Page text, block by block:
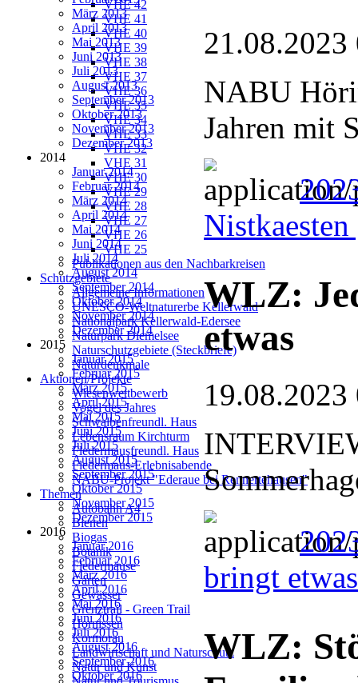
VHE 42
VHE 41
VHE 40
VHE 39
VHE 38
VHE 37
VHE 36
VHE 35
VHE 34
VHE 33
VHE 32
VHE 31
VHE 30
VHE 29
VHE 28
VHE 27
VHE 26
VHE 25
Publikationen aus den Nachbarkreisen
Schutzgebiete
Allgemeine Informationen
UNESCO-Weltnaturerbe Kellerwald
Nationalpark Kellerwald-Edersee
Naturpark Diemelsee
Naturschutzgebiete (Steckbriefe)
Naturdenkmale
Aktionen/Projekte
Wiesenwettbewerb
Vogel des Jahres
Schwalbenfreundl. Haus
Lebensraum Kirchturm
Fledermausfreundl. Haus
Fledermaus-Erlebnisabende
NABU-Projekt "Ederaue bei Rennertehausen"
Themen
Autobahn A4
Bienen
Biogas
Botanik
Fledermäuse
Garten
Gewässer
Grenztrail - Green Trail
Hornissen
Kormoran
Landwirtschaft und Naturschutz
Natur und Kunst
März 2013
April 2013
Mai 2013
Juni 2013
Juli 2013
August 2013
September 2013
Oktober 2013
November 2013
Dezember 2013
2014
Januar 2014
Februar 2014
März 2014
April 2014
Mai 2014
Juni 2014
Juli 2014
August 2014
September 2014
Oktober 2014
November 2014
Dezember 2014
2015
Januar 2015
Februar 2015
März 2015
April 2015
Mai 2015
Juni 2015
Juli 2015
August 2015
September 2015
Oktober 2015
November 2015
Dezember 2015
2016
Januar 2016
Februar 2016
März 2016
April 2016
Mai 2016
Juni 2016
Juli 2016
August 2016
September 2016
Oktober 2016
21.08.2023
NABU
Jahren mit
WLZ:
etwas
19.08.2023
bringt
WLZ: